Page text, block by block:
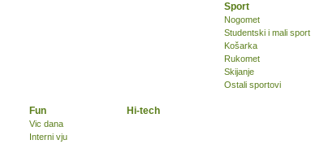
Sport
Nogomet
Studentski i mali sport
Košarka
Rukomet
Skijanje
Ostali sportovi
Fun
Vic dana
Interni vju
Hi-tech